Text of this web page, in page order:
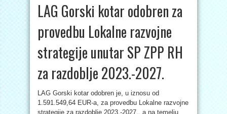
LAG Gorski kotar odobren za
provedbu Lokalne razvojne
strategije unutar SP ZPP RH
za razdoblje 2023.-2027.
LAG Gorski kotar odobren je, u iznosu od
1.591.549,64 EUR-a, za provedbu Lokalne razvojne
strategije za razdoblje 2023.-2027., a na temelju